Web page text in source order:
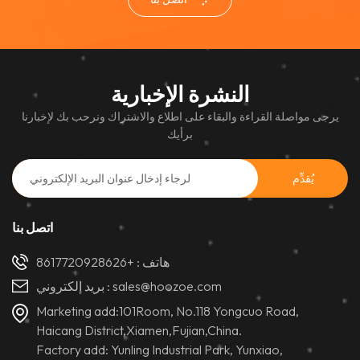
النشرة الإخبارية
يرجى مواصلة القراءة والبقاء على اطلاع والاشتراك ونرحب بك لإخبارنا
برأيك
اتصل بنا
هاتف : +8617720928626
بريد إلكتروني :sales@hoozoe.com
Marketing add:101Room, No.118 Yongcuo Road,
Haicang District,Xiamen,Fujian,China.
Factory add: Yunling Industrial Park, Yunxiao,